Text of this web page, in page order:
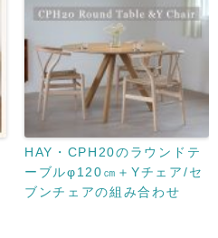
HAY・CPH20のラウンドテ
ーブルφ120㎝＋Yチェア/セ
ブンチェアの組み合わせ